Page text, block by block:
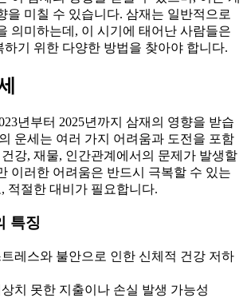
을 미칠 수 있습니다. 삼재는 일반적으로
의미하는데, 이 시기에 태어난 사람들은
하기 위한 다양한 방법을 찾아야 합니다.
년부터 2025년까지 삼재의 영향을 받습
운세는 여러 가지 어려움과 도전을 포함
강, 재물, 인간관계에서의 문제가 발생할
이러한 어려움은 반드시 극복할 수 있는
적절한 대비가 필요합니다.
특징
레스와 불안으로 인한 신체적 건강 저하
치 못한 지출이나 손실 발생 가능성